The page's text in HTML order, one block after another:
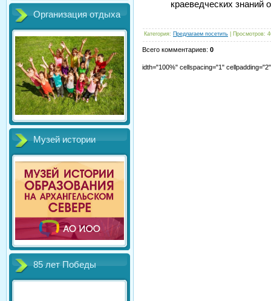
Организация отдыха
Музей истории
85 лет Победы
краеведческих
Категория: Предлагаем посетить Просмотров:
Всего комментариев: 0
idth="100%" cellspacing="1"